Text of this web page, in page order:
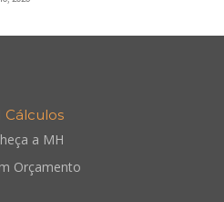
Cálculos
a MH
Orçamento